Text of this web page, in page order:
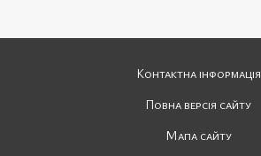
Контактна інформація
Повна версія сайту
Мапа сайту